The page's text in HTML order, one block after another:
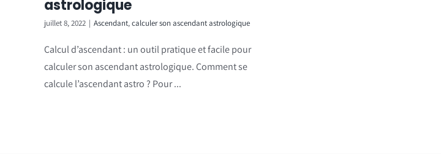
astrologique
juillet 8, 2022 | Ascendant,calculer son ascendant astrologique
Calcul d’ascendant : un outil pratique et facile pour
calculer son ascendant astrologique. Comment se
calcule l’ascendant astro ? Pour ...